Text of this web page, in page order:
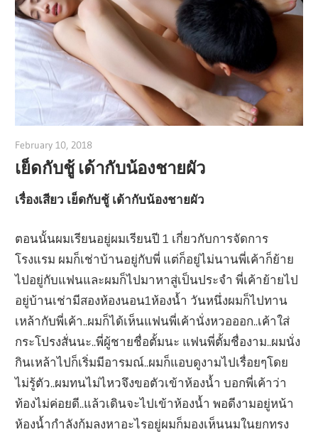
February 10, 2018
เย็ดกับชู้ เด้ากับน้องชายผัว
เรื่องเสียว เย็ดกับชู้ เด้ากับน้องชายผัว
ตอนนั้นผมเรียนอยู่ผมเรียนปี 1 เกี่ยวกับการจัดการ
โรงแรม ผมก็เช่าบ้านอยู่กับพี่ แต่ก็อยู่ไม่นานพี่เค้าก็ย้าย
ไปอยู่กับแฟนและผมก็ไปมาหาสู่เป็นประจำ พี่เค้าย้ายไป
อยู่บ้านเช่ามีสองห้องนอน1ห้องน้ำ วันหนึ่งผมก็ไปทาน
เหล้ากับพี่เค้า..ผมก็ได้เห็นแฟนพี่เค้านั่งหวอออก..เค้าใส่
กระโปรงสั่นนะ..พี่ผู้ชายชื่อตั้มนะ แฟนพี่ตั้มชื่องาม..ผมนั่ง
กินเหล้าไปก็เริ่มมีอารมณ์..ผมก็แอบดูงามไปเรื่อยๆโดย
ไม่รู้ตัว..ผมทนไม่ไหวจึงขอตัวเข้าห้องน้ำ บอกพี่เค้าว่า
ท้องไม่ค่อยดี..แล้วเดินจะไปเข้าห้องน้ำ พอดีงามอยู่หน้า
ห้องน้ำกำลังก้มลงหาอะไรอยู่ผมก็มองเห็นนมในยกทรง